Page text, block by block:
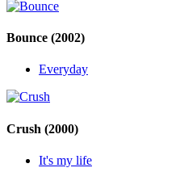
Bounce (2002)
Everyday
Crush (2000)
It's my life